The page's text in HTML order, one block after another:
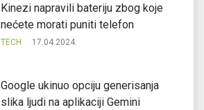
Kinezi napravili bateriju zbog koje
nećete morati puniti telefon
TECH 17.04.2024.
Google ukinuo opciju generisanja
slika ljudi na aplikaciji Gemini